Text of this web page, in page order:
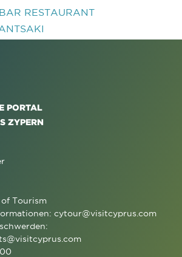
RESTAURANT
PORTAL
ZYPERN
Tourism
cytour@visitcyprus.com